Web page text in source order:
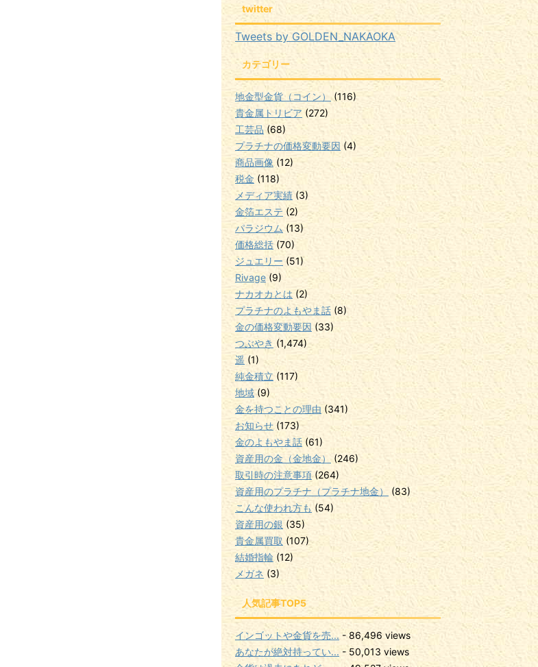
twitter
Tweets by GOLDEN_NAKAOKA
カテゴリー
地金型金貨（コイン）
貴金属トリビア (272)
工芸品 (68)
プラチナの価格変動要因
商品画像(12)
税金(118)
メディア実績(3)
金箔エステ
(2)
パラジウム(13)
価格総括
(70)
ジュエリー (51)
Rivage
(9)
ナカオカとは (2)
プラチナのよもやま話(8)
金の価格変動要因
つぶやき (1,474)
遥 (1)
純金積立
(117)
地域 (9)
金を持つことの理由
(341)
お知らせ (173)
金のよもやま話 (61)
資産用の金（金地金） (246)
取引時の注意事項 (264)
資産用のプラチナ（プラチナ地金）
こんな使われ方も
資産用の銀 (35)
貴金属買取(107)
結婚指輪(12)
メガネ
人気記事TOP5
インゴットや金貨を売...
- 86,496 views
あなたが絶対持ってい...
- 50,013 views